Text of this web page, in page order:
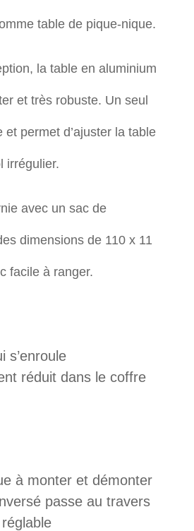
table de pique-nique.
la table en aluminium
et très robuste. Un seul
et permet d’ajuster la table
irrégulier.
avec un sac de
dimensions de 110 x 11
facile à ranger.
s’enroule
réduit dans le coffre
à monter et démonter
passe au travers